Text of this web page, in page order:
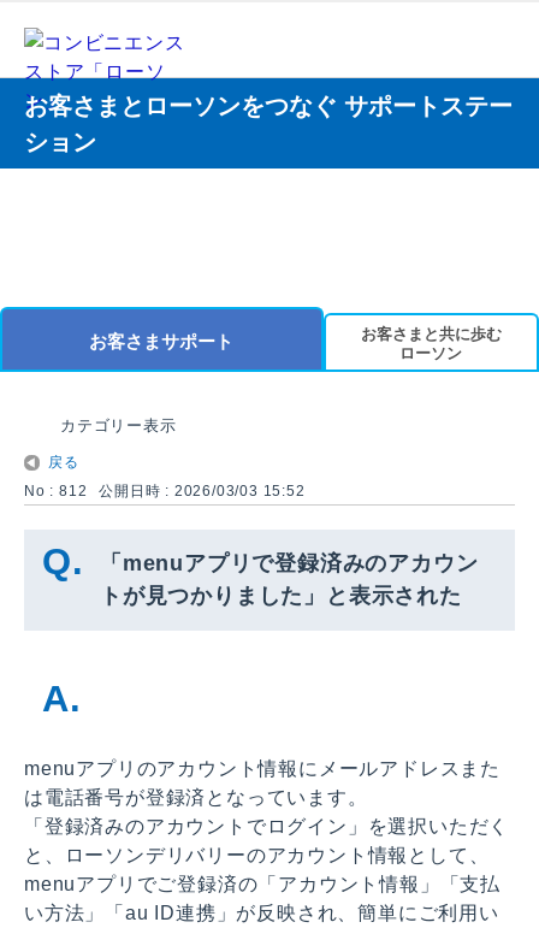
お客さまとローソンをつなぐ サポートステー
ション
お客さまサポート
お客さまと共に歩む
ローソン
カテゴリー表示
戻る
No : 812
公開日時 : 2026/03/03 15:52
「menuアプリで登録済みのアカウン
トが見つかりました」と表示された
menuアプリのアカウント情報にメールアドレスまた
は電話番号が登録済となっています。
「登録済みのアカウントでログイン」を選択いただく
と、ローソンデリバリーのアカウント情報として、
menuアプリでご登録済の「アカウント情報」「支払
い方法」「au ID連携」が反映され、簡単にご利用い